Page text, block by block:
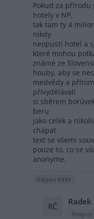
Pokud za přírodu
hotely v NP,
tak tam ty 4
nikdy
neopustí hotel a
které mohou
známé ze
houby, aby se
medvědy a
přivydělávali
si sběrem
beru
jako celek a
chápat
text se všemi
pouze to, co se
anonyme.
Odpovědět
RČ Radek